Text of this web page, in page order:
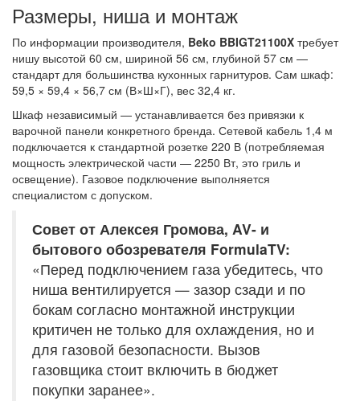
Размеры, ниша и монтаж
По информации производителя, Beko BBIGT21100X требует
нишу высотой 60 см, шириной 56 см, глубиной 57 см —
стандарт для большинства кухонных гарнитуров. Сам шкаф:
59,5 × 59,4 × 56,7 см (В×Ш×Г), вес 32,4 кг.
Шкаф независимый — устанавливается без привязки к
варочной панели конкретного бренда. Сетевой кабель 1,4 м
подключается к стандартной розетке 220 В (потребляемая
мощность электрической части — 2250 Вт, это гриль и
освещение). Газовое подключение выполняется
специалистом с допуском.
Совет от Алексея Громова, AV- и
бытового обозревателя FormulaTV:
«Перед подключением газа убедитесь, что
ниша вентилируется — зазор сзади и по
бокам согласно монтажной инструкции
критичен не только для охлаждения, но и
для газовой безопасности. Вызов
газовщика стоит включить в бюджет
покупки заранее».